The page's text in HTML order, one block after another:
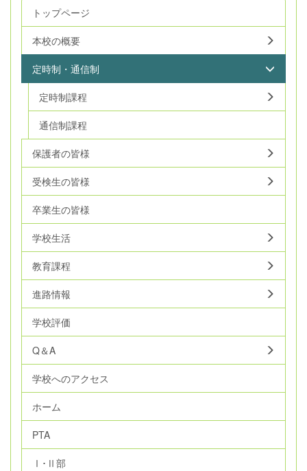
トップページ
本校の概要
定時制・通信制
定時制課程
通信制課程
保護者の皆様
受検生の皆様
卒業生の皆様
学校生活
教育課程
進路情報
学校評価
Q＆A
学校へのアクセス
ホーム
PTA
Ⅰ･Ⅱ部